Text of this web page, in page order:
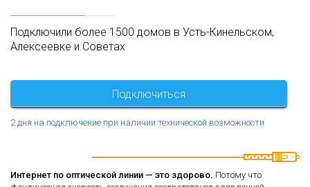
Подключили более 1500 домов в Усть-Кинельском,
Алексеевке и Советах
Подключиться
2 дня на подключение при наличии технической возможности
Интернет по оптической линии — это здорово. Потому что